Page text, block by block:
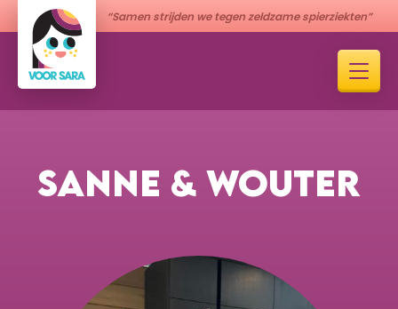
“Samen strijden we tegen zeldzame spierziekten”
SANNE & WOUTER